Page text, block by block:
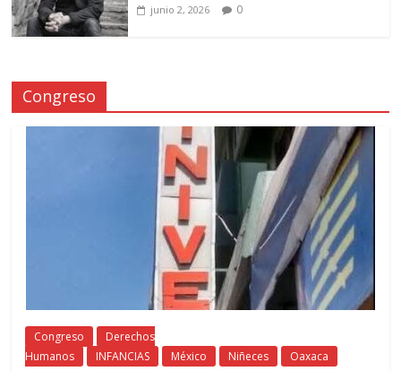
junio 2, 2026 0
Congreso
Congreso
Derechos
Humanos
INFANCIAS México Niñeces Oaxaca